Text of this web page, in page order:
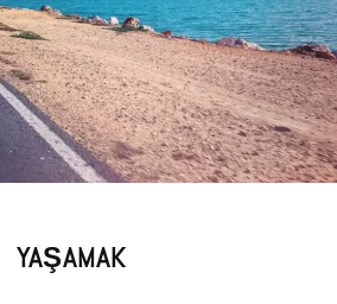
YAŞAMAK